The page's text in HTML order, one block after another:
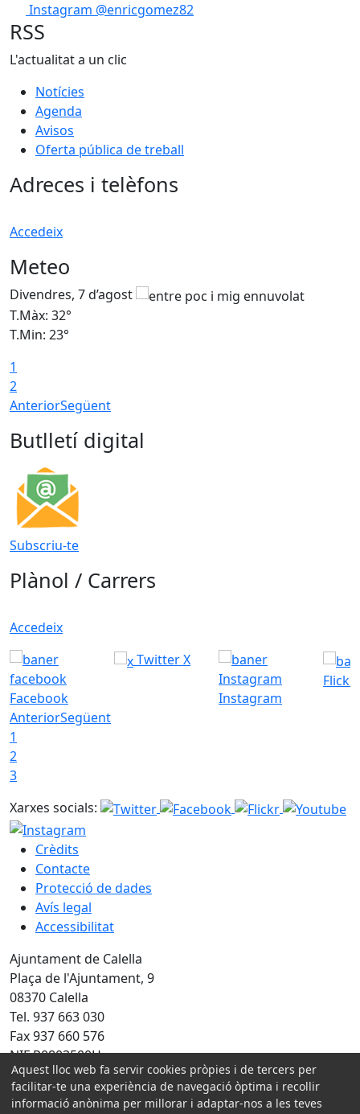
Instagram @enricgomez82
RSS
L'actualitat a un clic
Notícies
Agenda
Avisos
Oferta pública de treball
Adreces i telèfons
Accedeix
Meteo
Divendres, 7 d’agost
T.Màx: 32°
T.Min: 23°
1
2
AnteriorSegüent
Butlletí digital
Subscriu-te
Plànol / Carrers
Accedeix
Facebook
Twitter X
Instagram
Flickr
AnteriorSegüent
1
2
3
Xarxes socials:
Crèdits
Contacte
Protecció de dades
Avís legal
Accessibilitat
Ajuntament de Calella
Plaça de l'Ajuntament, 9
08370 Calella
Tel. 937 663 030
Fax 937 660 576
NIF P0803500H
Amb la col·laboració de:
Aquest lloc web fa servir cookies pròpies i de tercers per
facilitar-te una experiència de navegació òptima i recollir
informació anònima per millorar i adaptar-nos a les teves